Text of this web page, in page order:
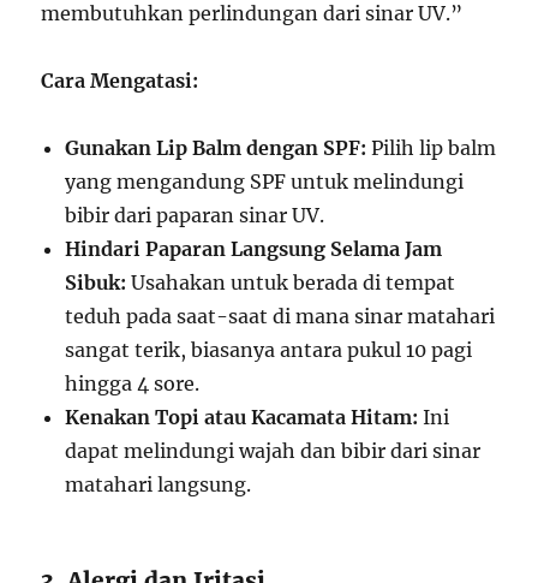
membutuhkan perlindungan dari sinar UV.”
Cara Mengatasi:
Gunakan Lip Balm dengan SPF: Pilih lip balm
yang mengandung SPF untuk melindungi
bibir dari paparan sinar UV.
Hindari Paparan Langsung Selama Jam
Sibuk: Usahakan untuk berada di tempat
teduh pada saat-saat di mana sinar matahari
sangat terik, biasanya antara pukul 10 pagi
hingga 4 sore.
Kenakan Topi atau Kacamata Hitam: Ini
dapat melindungi wajah dan bibir dari sinar
matahari langsung.